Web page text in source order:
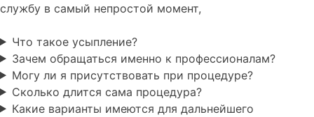
службу в самый непростой момент,
Что такое усыпление?
Зачем обращаться именно к профессионалам?
Могу ли я присутствовать при процедуре?
Сколько длится сама процедура?
Какие варианты имеются для дальнейшего